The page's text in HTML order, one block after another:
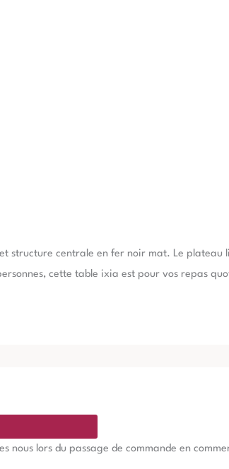
structure centrale en fer noir mat. Le
cette table ixia est pour vos repas
nous lors du passage de commande en